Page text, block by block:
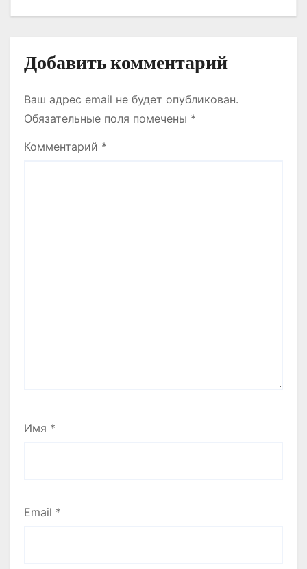
Добавить комментарий
Ваш адрес email не будет опубликован.
Обязательные поля помечены *
Комментарий *
Имя *
Email *